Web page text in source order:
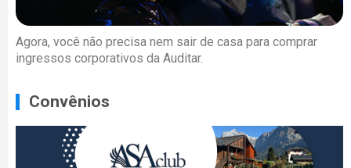
Agora, você não precisa nem sair de casa para comprar
ingressos corporativos da Auditar.
Convênios